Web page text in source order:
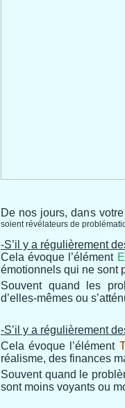
De nos jours, dans
soient révélateurs de
-S’il y a régulièrement
Cela évoque l’élément
émotionnels qui ne sont
Souvent quand les
d’elles-mêmes ou
-S’il y a régulièrement
Cela évoque l’élément
réalisme, des finances
Souvent quand le
sont moins voyants ou